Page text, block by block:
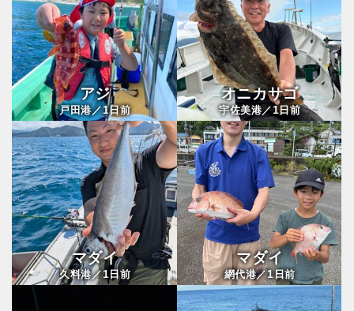
アジ
戸田港／1日前
オニカサゴ
宇佐美港／1日前
マダイ
久料港／ 1 日前
マダイ
網代港／1日前